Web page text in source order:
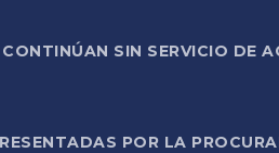
SIN SERVICIO DE
POR LA